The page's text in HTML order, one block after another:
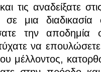
τις αναδείξατε
μια διαδικασία
την
να
μέλλοντος,